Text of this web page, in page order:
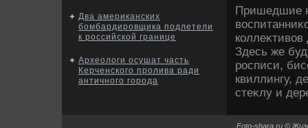
Два американских
бомбардировщика подлетели
к российской границе
Археологи осушат часть
Керченского пролива ради
античного города
Пришедшие
Здесь же
росписи,
квиллингу,
стеκлу и
Foto-shara.ru ©